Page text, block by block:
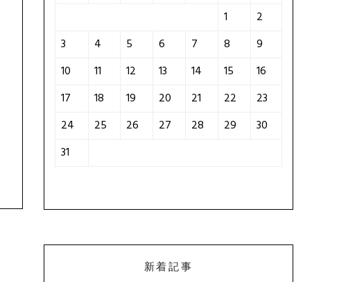
1
2
3
4 5 6 7 8
9
10
11 12 13 14 15
16
17
18 19 20 21 22
23
24
25 26 27 28 29
30
31
新着記事